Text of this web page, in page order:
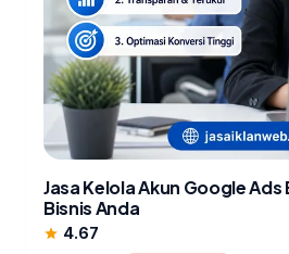
Jasa Kelola Akun Google
Bisnis Anda
star 4.67